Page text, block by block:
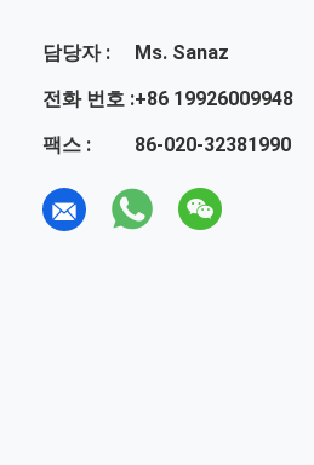
담당자 :
Ms. Sanaz
전화 번호 :+86 19926009948
팩스 :
86-020-32381990